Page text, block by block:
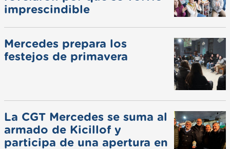
imprescindible
Mercedes prepara los
festejos de primavera
La CGT Mercedes se suma al
armado de Kicillof y
participa de una apertura en